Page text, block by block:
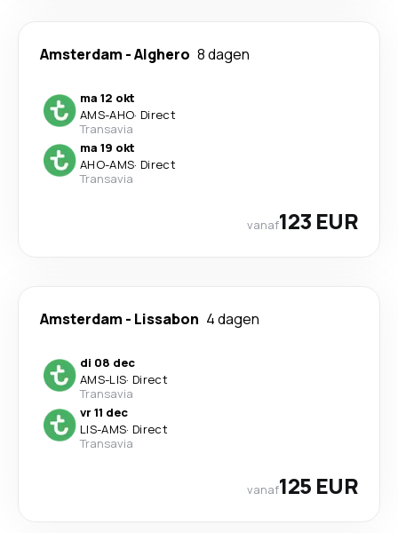
Amsterdam -Alghero 8 dagen
ma 12 okt
AMS-AHO· Direct
Transavia
ma 19 okt
AHO-AMS· Direct
Transavia
vanaf123 EUR
Amsterdam - Lissabon 4 dagen
di 08 dec
AMS-LIS· Direct
Transavia
vr 11 dec
LIS-AMS· Direct
Transavia
vanaf125 EUR